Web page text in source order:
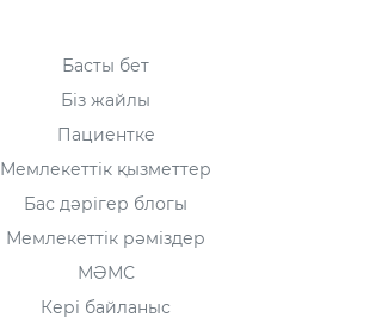
Басты бет
Біз жайлы
Пациентке
Мемлекеттік қызметтер
Бас дәрігер блогы
Мемлекеттік рәміздер
МӘМС
Кері байланыс